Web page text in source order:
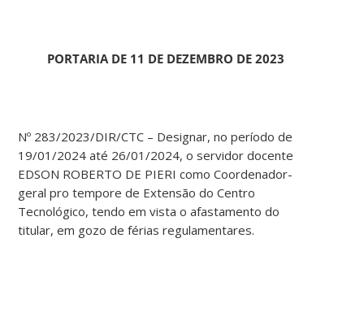
PORTARIA DE 11 DE DEZEMBRO DE 2023
Nº 283/2023/DIR/CTC – Designar, no período de
19/01/2024 até 26/01/2024, o servidor docente
EDSON ROBERTO DE PIERI como Coordenador-
geral pro tempore de Extensão do Centro
Tecnológico, tendo em vista o afastamento do
titular, em gozo de férias regulamentares.